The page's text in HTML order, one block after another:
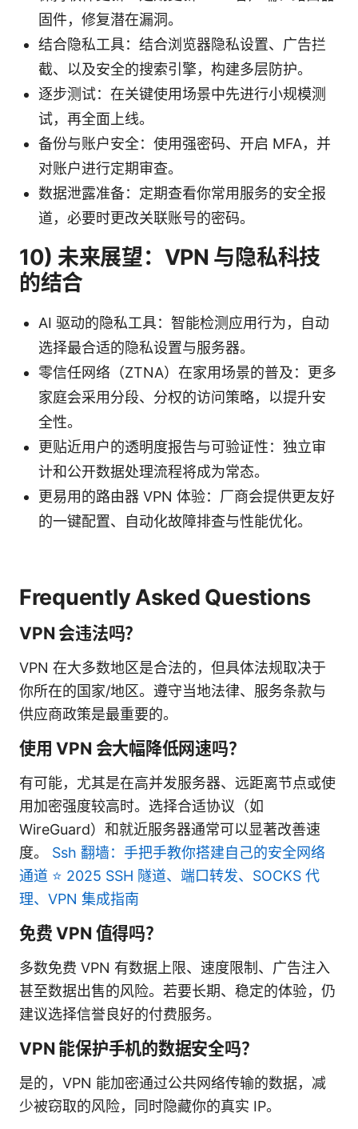
固件，修复潜在漏洞。
结合隐私工具：结合浏览器隐私设置、广告拦
截、以及安全的搜索引擎，构建多层防护。
逐步测试：在关键使用场景中先进行小规模测
试，再全面上线。
备份与账户安全：使用强密码、开启 MFA，并
对账户进行定期审查。
数据泄露准备：定期查看你常用服务的安全报
道，必要时更改关联账号的密码。
10) 未来展望：VPN 与隐私科技
的结合
AI 驱动的隐私工具：智能检测应用行为，自动
选择最合适的隐私设置与服务器。
零信任网络（ZTNA）在家用场景的普及：更多
家庭会采用分段、分权的访问策略，以提升安
全性。
更贴近用户的透明度报告与可验证性：独立审
计和公开数据处理流程将成为常态。
更易用的路由器 VPN 体验：厂商会提供更友好
的一键配置、自动化故障排查与性能优化。
Frequently Asked Questions
VPN 会违法吗？
VPN 在大多数地区是合法的，但具体法规取决于
你所在的国家/地区。遵守当地法律、服务条款与
供应商政策是最重要的。
使用 VPN 会大幅降低网速吗？
有可能，尤其是在高并发服务器、远距离节点或使
用加密强度较高时。选择合适协议（如
WireGuard）和就近服务器通常可以显著改善速
度。 Ssh 翻墙：手把手教你搭建自己的安全网络
通道 ⭐ 2025 SSH 隧道、端口转发、SOCKS 代
理、VPN 集成指南
免费 VPN 值得吗？
多数免费 VPN 有数据上限、速度限制、广告注入
甚至数据出售的风险。若要长期、稳定的体验，仍
建议选择信誉良好的付费服务。
VPN 能保护手机的数据安全吗？
是的，VPN 能加密通过公共网络传输的数据，减
少被窃取的风险，同时隐藏你的真实 IP。